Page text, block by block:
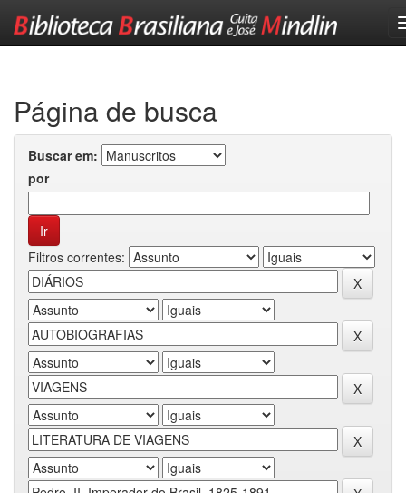
Página de busca
Buscar em:
por
Filtros correntes: